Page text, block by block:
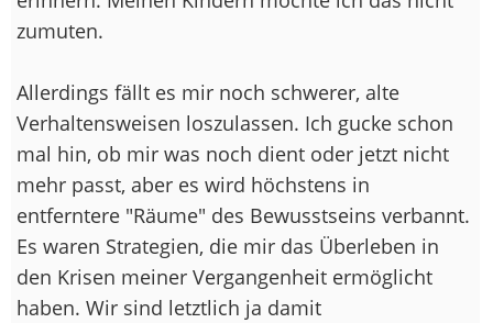
zumuten.
Allerdings fällt es mir noch schwerer, alte
Verhaltensweisen loszulassen. Ich gucke schon
mal hin, ob mir was noch dient oder jetzt nicht
mehr passt, aber es wird höchstens in
entferntere "Räume" des Bewusstseins verbannt.
Es waren Strategien, die mir das Überleben in
den Krisen meiner Vergangenheit ermöglicht
haben. Wir sind letztlich ja damit